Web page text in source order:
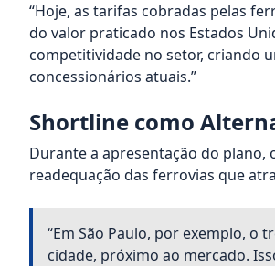
“Hoje, as tarifas cobradas pelas
do valor praticado nos Estados
competitividade no setor, criando
concessionários atuais.”
Shortline como
Durante a apresentação do plano,
readequação das ferrovias que
“Em São Paulo, por exemplo, o
cidade, próximo ao mercado.